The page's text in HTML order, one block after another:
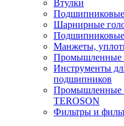
Втулки
Шарнирные
Подшипниковые
Манжеты,
Промышленные
Инструменты
подшипников
Промышленные
TEROSON
Фильтры и